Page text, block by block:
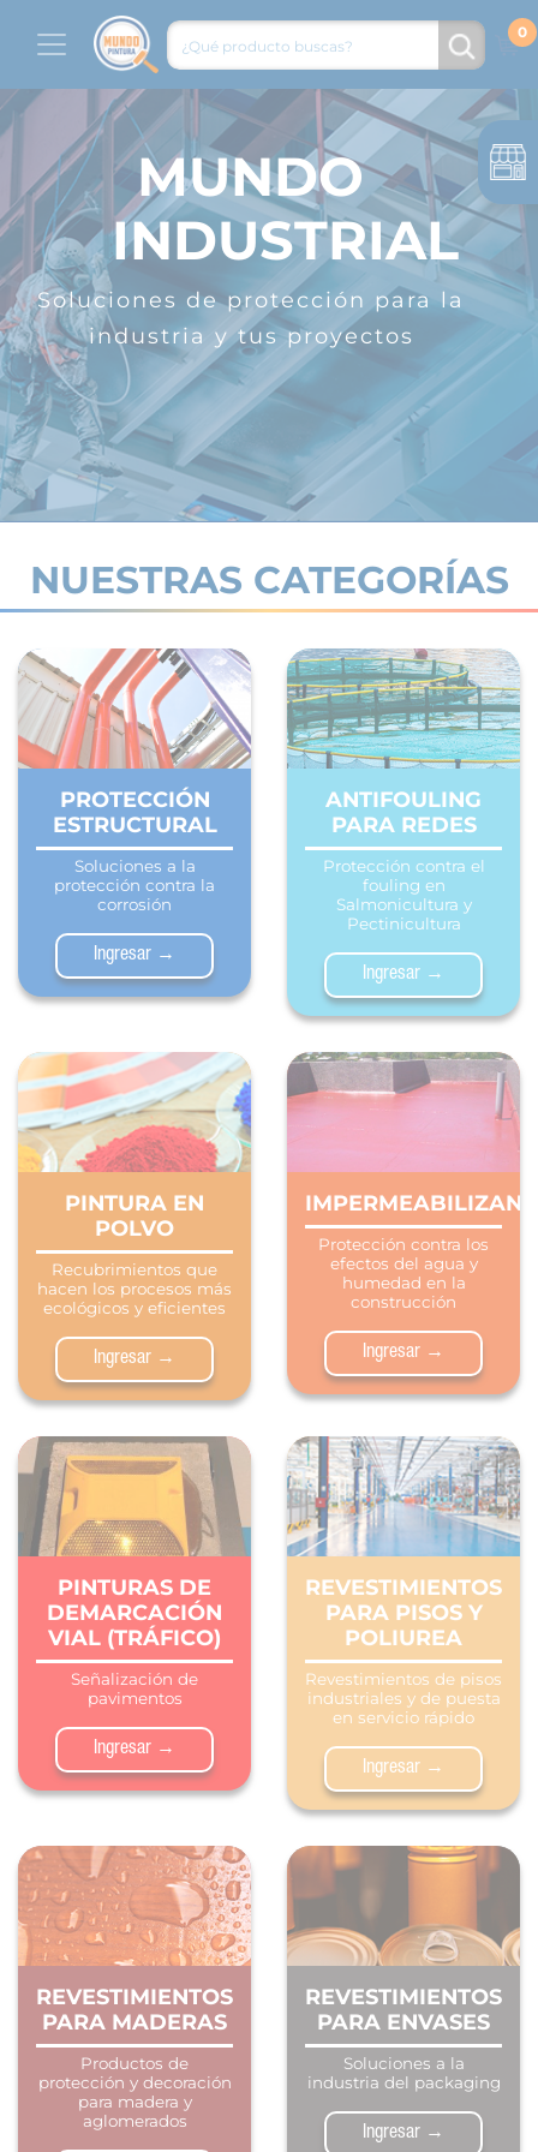
MUNDO
INDUSTRIAL
Soluciones de protección para la
industria y tus proyectos
NUESTRAS CATEGORÍAS
PROTECCIÓN
ESTRUCTURAL
Soluciones a la
protección contra la
corrosión
Ingresar →
ANTIFOULING
PARA REDES
Protección contra el
fouling en
Salmonicultura y
Pectinicultura
Ingresar →
PINTURA EN
POLVO
Recubrimientos que
hacen los procesos más
ecológicos y eficientes
Ingresar →
Protección contra los
efectos del agua y
humedad en la
construcción
Ingresar →
PINTURAS DE
DEMARCACIÓN
VIAL (TRÁFICO)
Señalización de
pavimentos
Ingresar →
REVESTIMIENTOS
PARA PISOS Y
POLIUREA
Revestimientos de pisos
industriales y de puesta
en servicio rápido
Ingresar →
REVESTIMIENTOS
PARA MADERAS
Productos de
protección y decoración
para madera y
aglomerados
REVESTIMIENTOS
PARA ENVASES
Soluciones a la
industria del packaging
Ingresar →